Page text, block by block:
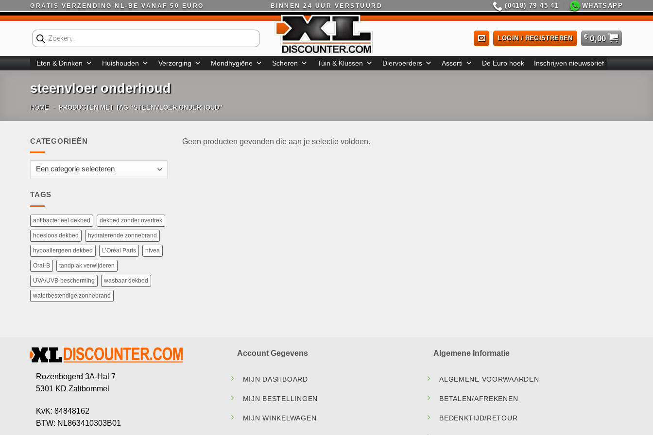
naar
GRATIS VERZENDING NL-BE VANAF 50 EURO BINNEN 24 UUR VERSTUURD (0418) 79 45 41 WHATSAPP
Producten
zoeken
LOGIN / REGISTREREN € 0,00
Eten & Drinken Huishouden Verzorging Mondhygiëne Scheren Tuin & Klussen Diervoerders Assorti De Euro hoek Inschrijven nieuwsbrief
steenvloer onderhoud
HOME - PRODUCTEN MET TAG “STEENVLOER ONDERHOUD”
CATEGORIEËN
TAGS
antibacterieel dekbed dekbed zonder overtrek
hoesloos dekbed hydraterende zonnebrand
hypoallergeen dekbed L’Oréal Paris nivea
Oral-B tandplak verwijderen
UVA/UVB-bescherming wasbaar dekbed
waterbestendige zonnebrand
Geen producten gevonden die aan je selectie voldoen.
Rozenbogerd 3A-Hal 7
5301 KD Zaltbommel
KvK: 84848162
BTW: NL863410303B01
Account Gegevens
MIJN DASHBOARD
MIJN BESTELLINGEN
MIJN WINKELWAGEN
Algemene Informatie
ALGEMENE VOORWAARDEN
BETALEN/AFREKENEN
BEDENKTIJD/RETOUR